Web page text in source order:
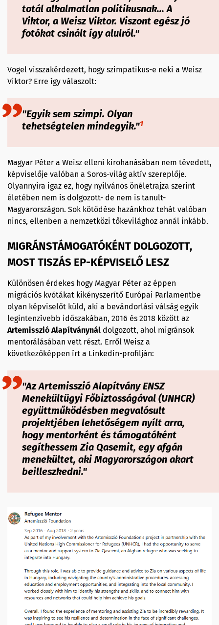
totál alkalmatlan politikusnak... A
Viktor, a Weisz Viktor. Viszont egész jó
fotókat csinált így alulról."
Vogel visszakérdezett, hogy szimpatikus-e neki a Weisz
Viktor? Erre így válaszolt:
"Egyik sem szimpi. Olyan
tehetségtelen mindegyik."1
Magyar Péter a Weisz elleni kirohanásában nem tévedett,
képviselője valóban a Soros-világ aktív szereplője.
Olyannyira igaz ez, hogy nyilvános önéletrajza szerint
életében nem is dolgozott- de nem is tanult-
Magyarországon. Sok kötődése hazánkhoz tehát valóban
nincs, ellenben a nemzetközi tőkevilághoz annál inkább.
MIGRÁNSTÁMOGATÓKÉNT DOLGOZOTT,
MOST TISZÁS EP-KÉPVISELŐ LESZ
Különösen érdekes hogy Magyar Péter az éppen
migrációs kvótákat kikényszerítő Európai Parlamentbe
olyan képviselőt küld, aki a bevándorlási válság egyik
legintenzívebb időszakában, 2016 és 2018 között az
Artemisszió Alapítványnál dolgozott, ahol migránsok
mentorálásában vett részt. Erről Weisz a
következőképpen írt a Linkedin-profilján:
"Az Artemisszió Alapítvány ENSZ
Menekültügyi Főbiztosságával (UNHCR)
együttműködésben megvalósult
projektjében lehetőségem nyílt arra,
hogy mentorként és támogatóként
segíthessem Zia Qasemit, egy afgán
menekültet, aki Magyarországon akart
beilleszkedni."